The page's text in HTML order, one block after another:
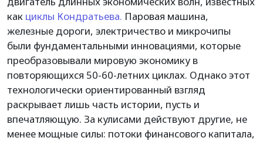
как циклы Кондратьева. Паровая машина,
железные дороги, электричество и микрочипы
были фундаментальными инновациями, которые
преобразовывали мировую экономику в
повторяющихся 50-60-летних циклах. Однако этот
технологически ориентированный взгляд
раскрывает лишь часть истории, пусть и
впечатляющую. За кулисами действуют другие, не
менее мощные силы: потоки финансового капитала,